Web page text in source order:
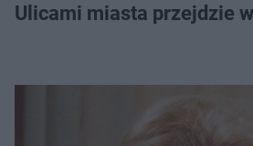
Ulicami miasta przejdzie